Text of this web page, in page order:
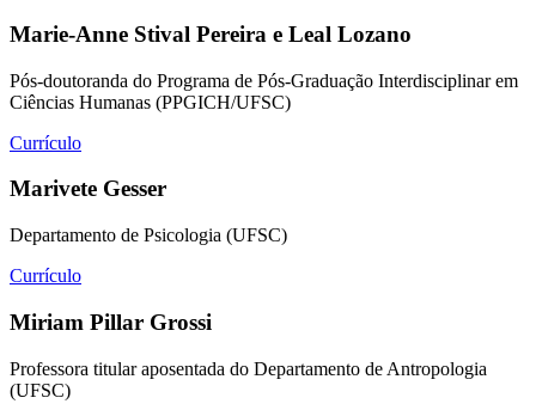
Marie-Anne Stival Pereira e Leal Lozano
Pós-doutoranda do Programa de Pós-Graduação Interdisciplinar em
Ciências Humanas (PPGICH/UFSC)
Currículo
Marivete Gesser
Departamento de Psicologia (UFSC)
Currículo
Miriam Pillar Grossi
Professora titular aposentada do Departamento de Antropologia
(UFSC)